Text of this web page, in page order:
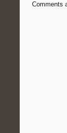
Comments